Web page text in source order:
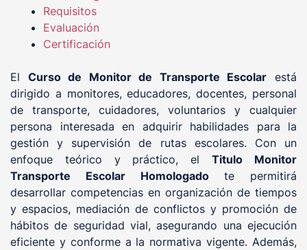
Requisitos
Evaluación
Certificación
El Curso de Monitor de Transporte Escolar está
dirigido a monitores, educadores, docentes, personal
de transporte, cuidadores, voluntarios y cualquier
persona interesada en adquirir habilidades para la
gestión y supervisión de rutas escolares. Con un
enfoque teórico y práctico, elTitulo Monitor
Transporte Escolar Homologadote permitirá
desarrollar competencias en organización de tiempos
y espacios, mediación de conflictos y promoción de
hábitos de seguridad vial, asegurando una ejecución
eficiente y conforme a la normativa vigente. Además,